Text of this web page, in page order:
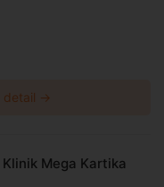
detail →
Mega Kartika